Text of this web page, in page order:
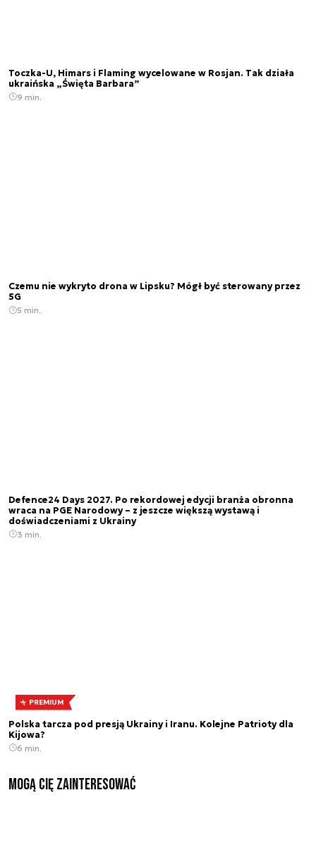
Toczka-U, Himars i Flaming wycelowane w Rosjan. Tak działa
ukraińska „Święta Barbara”
9 min.
Czemu nie wykryto drona w Lipsku? Mógł być sterowany przez
5G
5 min.
Defence24 Days 2027. Po rekordowej edycji branża obronna
wraca na PGE Narodowy – z jeszcze większą wystawą i
doświadczeniami z Ukrainy
3 min.
PREMIUM
Polska tarcza pod presją Ukrainy i Iranu. Kolejne Patrioty dla
Kijowa?
6 min.
Mogą Cię zainteresować